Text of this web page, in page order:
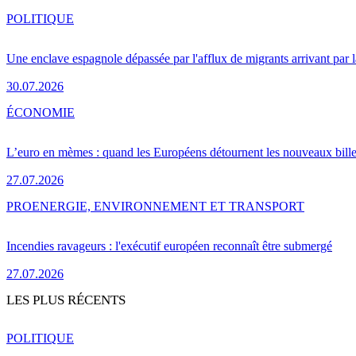
Une enclave espagnole dépassée par l'afflux de migrants arrivant par
30.07.2026
POLITIQUE
L’euro en mèmes : quand les Européens détournent les nouveaux
27.07.2026
ÉCONOMIE
Incendies ravageurs : l'exécutif européen reconnaît être submergé
27.07.2026
PROENERGIE, ENVIRONNEMENT ET TRANSPORT
LES PLUS RÉCENTS
POLITIQUE